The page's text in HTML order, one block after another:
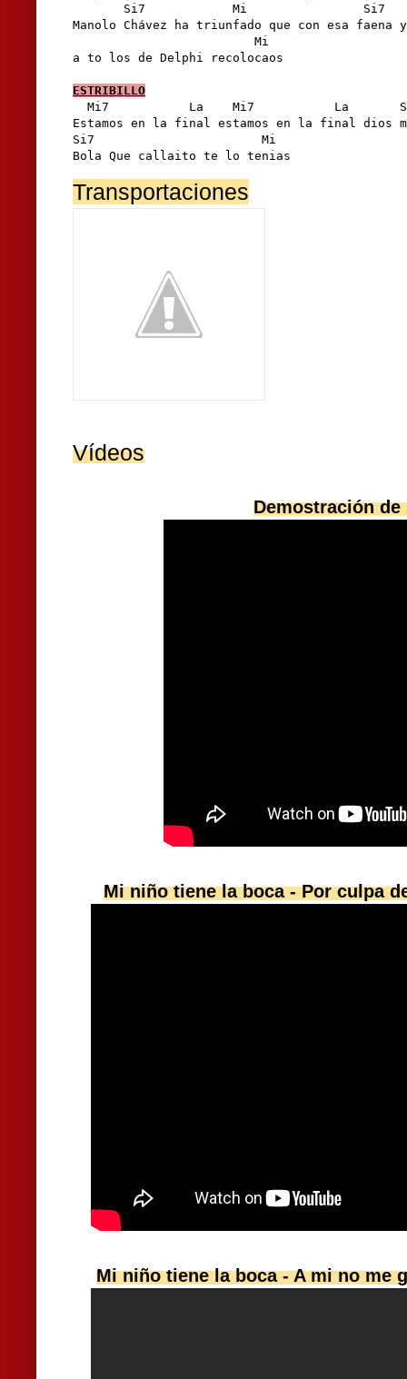
       Si7            Mi                Si7
Manolo Chávez ha triunfado que con esa
                         Mi
a to los de Delphi recolocaos
ESTRIBILLO
Mi7           La    Mi7           La
Estamos en la final estamos en la final dios
Si7                       Mi
Bola Que callaito te lo tenias
Transportaciones
Vídeos
Demostración de
Mi niño tiene la boca - Por culpa
Mi niño tiene la boca - A mi no me